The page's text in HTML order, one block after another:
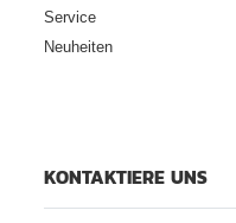
Service
Neuheiten
KONTAKTIERE UNS